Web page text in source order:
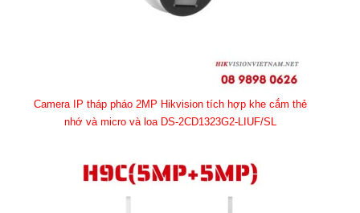
Camera IP tháp pháo 2MP Hikvision tích hợp khe cắm thẻ
nhớ và micro và loa DS-2CD1323G2-LIUF/SL